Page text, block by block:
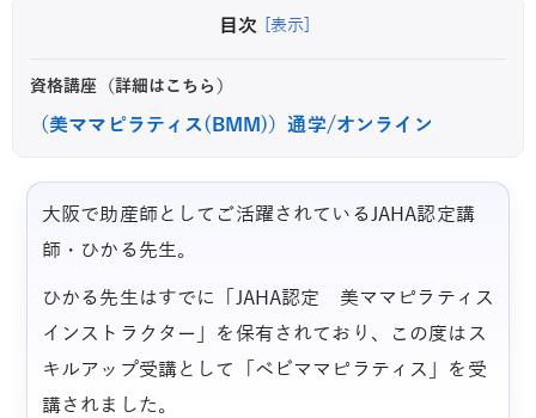
目次 [表示]
資格講座（詳細はこちら）
（美ママピラティス(BMM)）通学/オンライン
大阪で助産師としてご活躍されているJAHA認定講
師・ひかる先生。
ひかる先生はすでに「JAHA認定 美ママピラティス
インストラクター」を保有されており、この度はス
キルアップ受講として「ベビママピラティス」を受
講されました。